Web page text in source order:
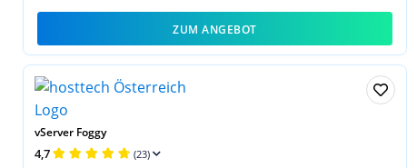
ZUM ANGEBOT
vServer Foggy
4,7 (23)